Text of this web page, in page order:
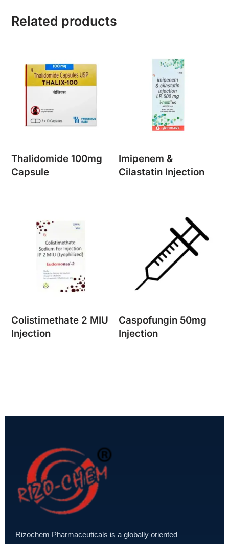
Related products
Thalidomide 100mg
Capsule
Imipenem &
Cilastatin Injection
Colistimethate 2 MIU
Injection
Caspofungin 50mg
Injection
Rizochem Pharmaceuticals is a globally oriented